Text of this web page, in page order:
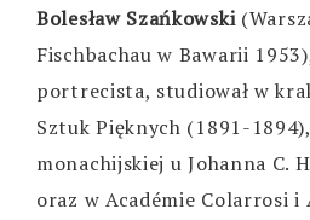
Bolesław Szańkowski
Fischbachau w Bawarii
portrecista, studiował w
Sztuk Pięknych (1891-
monachijskiej u Johanna C.
oraz w Académie Colarrosi i